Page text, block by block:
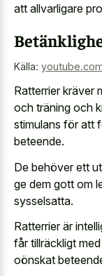
att allvarligare
Källa:
Ratterrier kräver
och träning och
stimulans för att
beteende.
De behöver ett
ge dem gott om
sysselsatta.
Ratterrier är
får tillräckligt
oönskat